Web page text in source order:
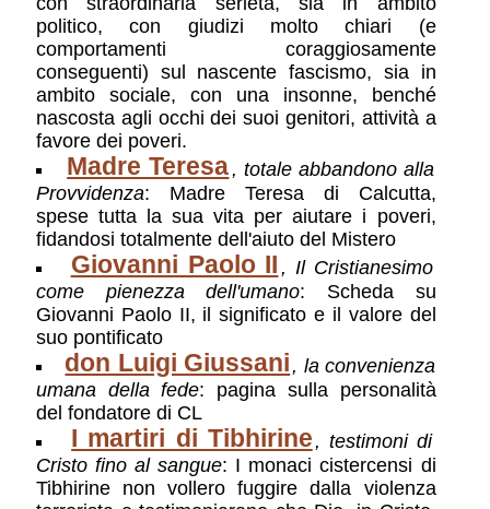
politico, con giudizi molto chiari (e
comportamenti coraggiosamente
conseguenti) sul nascente fascismo, sia in
ambito sociale, con una insonne, benché
nascosta agli occhi dei suoi genitori, attività a
favore dei poveri.
Madre Teresa , totale abbandono alla
Provvidenza: Madre Teresa di Calcutta,
spese tutta la sua vita per aiutare i poveri,
fidandosi totalmente dell'aiuto del Mistero
Giovanni Paolo II , Il Cristianesimo
come pienezza dell'umano: Scheda su
Giovanni Paolo II, il significato e il valore del
suo pontificato
don Luigi Giussani , la convenienza
umana della fede: pagina sulla personalità
del fondatore di CL
I martiri di Tibhirine , testimoni di
Cristo fino al sangue: I monaci cistercensi di
Tibhirine non vollero fuggire dalla violenza